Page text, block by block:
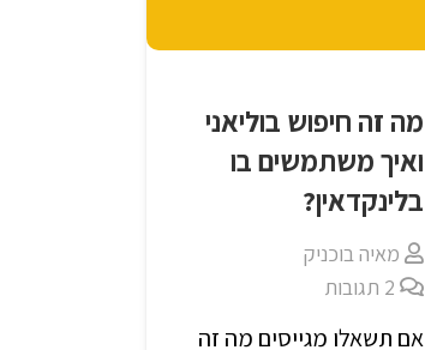
מה זה חיפוש בוליאני
ואיך משתמשים בו
בלינקדאין?
מאיה בוכניק
2 תגובות
אם תשאלו מגייסים מה זה